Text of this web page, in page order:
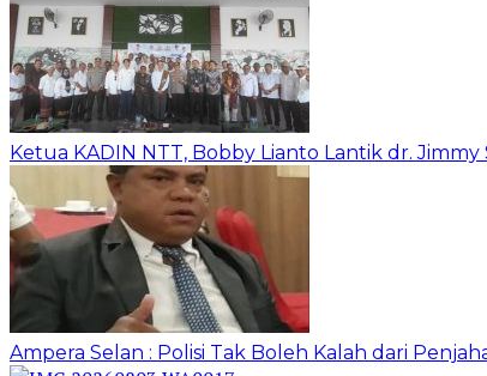
Ketua KADIN NTT, Bobby Lianto Lantik dr.
Ampera Selan : Polisi Tak Boleh Kalah dari